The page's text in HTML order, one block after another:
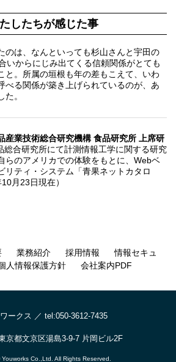
したちが感じた事
のは、なんといっても杉山さんと宇田の
いからにじみ出てくる信頼関係がとても
と。所属の垣根も年の差もこえて、いわ
べる関係が築き上げられているのが、あ
。
産業技術総合研究機構 食品研究所 上席研
総合研究所にて計測情報工学に関する研究
らのアメリカでの体験をもとに、Webベ
リティ・システム「青果ネットカタロ
月23日現在）
業務紹介 採用情報
情報セキュ
人情報保護方針 会社案内PDF
ークス ／ tel:050-3612-7435
京都文京区湯島3-9-7 片岡ビル2F
Co.,Ltd. All Rights Reserved.